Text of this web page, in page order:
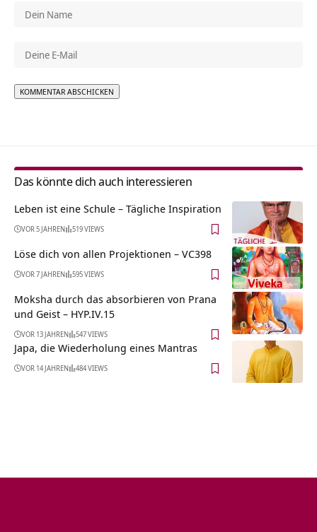
Das könnte dich auch interessieren
Leben ist eine Schule – Tägliche Inspiration
VOR 5 JAHREN 519 VIEWS
Löse dich von allen Projektionen – VC398
VOR 7 JAHREN 595 VIEWS
Moksha durch das absorbieren von Prana
und Geist – HYP.IV.15
VOR 13 JAHREN 547 VIEWS
Japa, die Wiederholung eines Mantras
VOR 14 JAHREN 484 VIEWS